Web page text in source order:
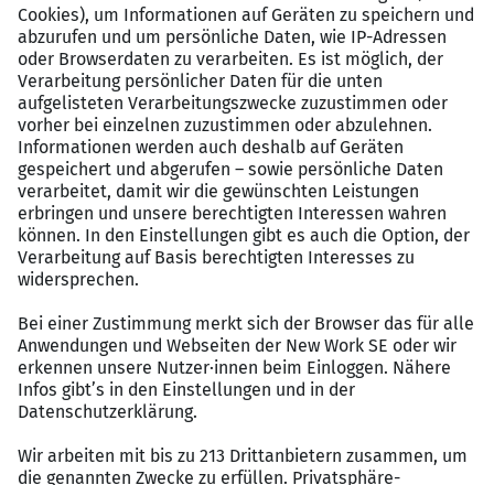
Sehr gute Deutschkenntnisse in Wort und Schrift
sind Vorraussetzung
Gute Englischkenntnisse in Wort und Schrift sind
wünschenswert
Versierter Umgang mit MS Office, SAP-Kenntnisse
sind von Vorteil
Ein technisches Verständnis ist von Vorteil
Organisationstalent und Kommunikationsstärke
zeichnet Sie aus
Perspektiven
Home-Office Möglichkeiten
Attraktives Fixgehalt